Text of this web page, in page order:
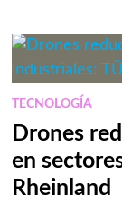
CRÉDITOS
TECNOLOGÍA
Drones
en
Rheinland